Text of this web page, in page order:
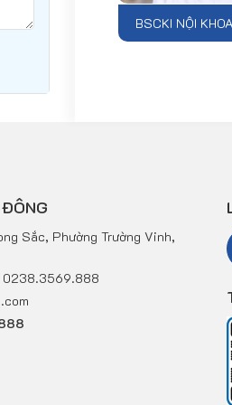
BSCKI NỘI
Sắc, Phường Trường Vinh,
0238.3569.888